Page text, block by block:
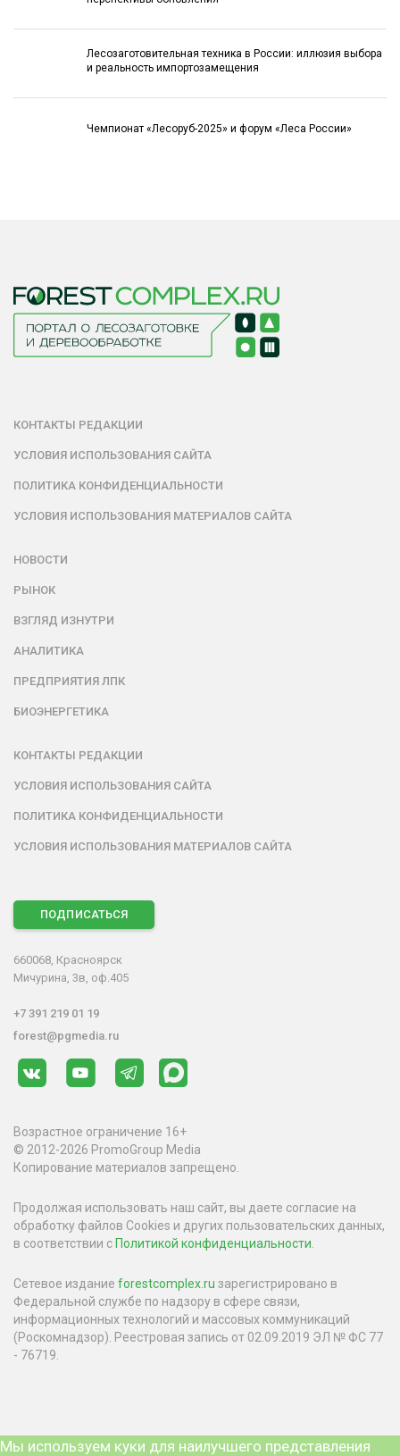
Лесозаготовительная техника в России: иллюзия выбора
и реальность импортозамещения
Чемпионат «Лесоруб-2025» и форум «Леса России»
КОНТАКТЫ РЕДАКЦИИ
УСЛОВИЯ ИСПОЛЬЗОВАНИЯ САЙТА
ПОЛИТИКА КОНФИДЕНЦИАЛЬНОСТИ
УСЛОВИЯ ИСПОЛЬЗОВАНИЯ МАТЕРИАЛОВ САЙТА
НОВОСТИ
РЫНОК
ВЗГЛЯД ИЗНУТРИ
АНАЛИТИКА
ПРЕДПРИЯТИЯ ЛПК
БИОЭНЕРГЕТИКА
КОНТАКТЫ РЕДАКЦИИ
УСЛОВИЯ ИСПОЛЬЗОВАНИЯ САЙТА
ПОЛИТИКА КОНФИДЕНЦИАЛЬНОСТИ
УСЛОВИЯ ИСПОЛЬЗОВАНИЯ МАТЕРИАЛОВ САЙТА
ПОДПИСАТЬСЯ
660068, Красноярск
Мичурина, 3в, оф.405
+7 391 219 01 19
forest@pgmedia.ru
Возрастное ограничение 16+
© 2012-2026 PromoGroup Media
Копирование материалов запрещено.
Продолжая использовать наш сайт, вы даете согласие на
обработку файлов Cookies и других пользовательских данных,
в соответствии сПолитикой конфиденциальности
Сетевое издание forestcomplex.ru зарегистрировано в
Федеральной службе по надзору в сфере связи,
информационных технологий и массовых коммуникаций
(Роскомнадзор). Реестровая запись от 02.09.2019 ЭЛ № ФС 77
- 76719.
Мы используем куки для наилучшего представления